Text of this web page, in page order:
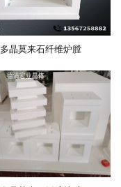
多晶莫来石纤维炉膛